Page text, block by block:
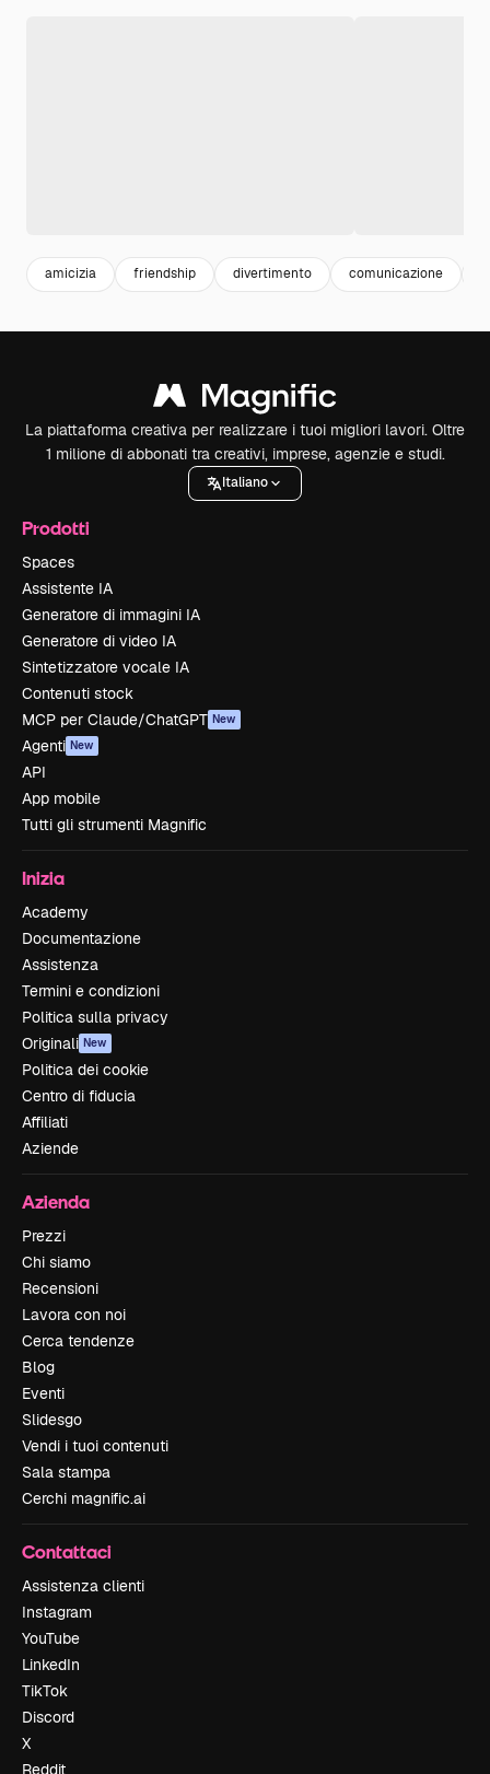
amicizia friendship divertimento comunicazione
La piattaforma creativa per realizzare i tuoi migliori lavori. Oltre
1 milione di abbonati tra creativi, imprese, agenzie e studi.
Italiano
Prodotti
Spaces
Assistente IA
Generatore di immagini IA
Generatore di video IA
Sintetizzatore vocale IA
Contenuti stock
MCP per Claude/ChatGPT New
Agenti New
API
App mobile
Tutti gli strumenti Magnific
Inizia
Academy
Documentazione
Assistenza
Termini e condizioni
Politica sulla privacy
Originali New
Politica dei cookie
Centro di fiducia
Affiliati
Aziende
Azienda
Prezzi
Chi siamo
Recensioni
Lavora con noi
Cerca tendenze
Blog
Eventi
Slidesgo
Vendi i tuoi contenuti
Sala stampa
Cerchi magnific.ai
Contattaci
Assistenza clienti
Instagram
YouTube
LinkedIn
TikTok
Discord
X
Reddit